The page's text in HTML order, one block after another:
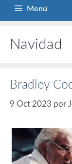
Menú
Navidad
Bradley
9 Oct 2023 por